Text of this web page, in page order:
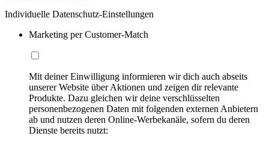
Individuelle Datenschutz-Einstellungen
Marketing per Customer-Match
Mit deiner Einwilligung informieren wir dich auch abseits
unserer Website über Aktionen und zeigen dir relevante
Produkte. Dazu gleichen wir deine verschlüsselten
personenbezogenen Daten mit folgenden externen Anbietern
ab und nutzen deren Online-Werbekanäle, sofern du deren
Dienste bereits nutzt: